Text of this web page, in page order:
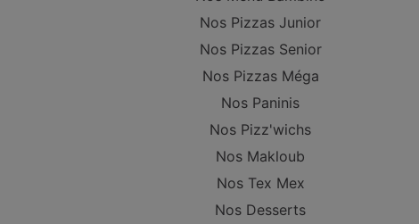
Nos Pizzas Junior
Nos Pizzas Senior
Nos Pizzas Méga
Nos Paninis
Nos Pizz'wichs
Nos Makloub
Nos Tex Mex
Nos Desserts